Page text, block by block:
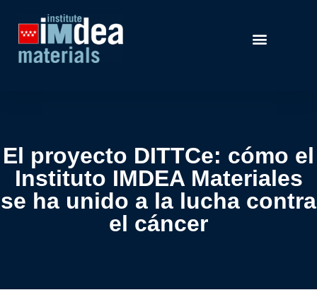
El proyecto DITTCe: cómo el
Instituto IMDEA Materiales
se ha unido a la lucha contra
el cáncer